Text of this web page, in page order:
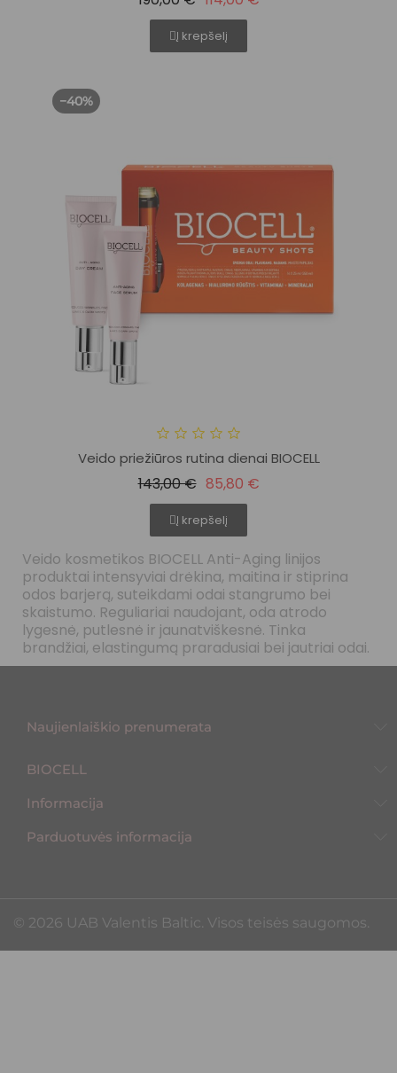
Į krepšelį
−40%
Veido priežiūros rutina dienai BIOCELL
143,00 € 85,80 €
Į krepšelį
Veido kosmetikos BIOCELL Anti-Aging linijos
produktai intensyviai drėkina, maitina ir stiprina
odos barjerą, suteikdami odai stangrumo bei
skaistumo. Reguliariai naudojant, oda atrodo
lygesnė, putlesnė ir jaunatviškesnė. Tinka
brandžiai, elastingumą praradusiai bei jautriai odai.
Naujienlaiškio prenumerata
BIOCELL
Informacija
Parduotuvės informacija
©️ 2026 UAB Valentis Baltic. Visos teisės saugomos.